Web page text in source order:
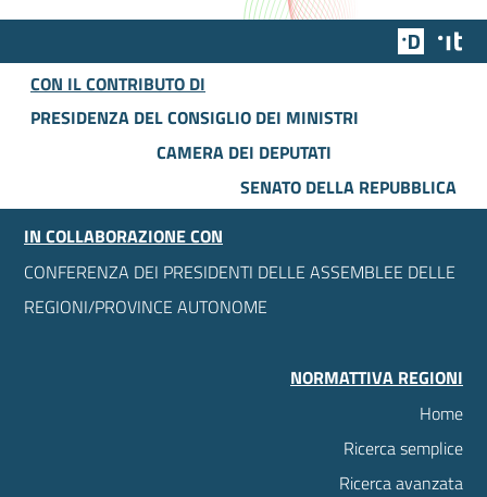
Team
CON IL CONTRIBUTO DI
PRESIDENZA DEL CONSIGLIO DEI MINISTRI
CAMERA DEI DEPUTATI
SENATO DELLA REPUBBLICA
IN COLLABORAZIONE CON
CONFERENZA DEI PRESIDENTI DELLE ASSEMBLEE DELLE
REGIONI/PROVINCE AUTONOME
NORMATTIVA REGIONI
Home
Ricerca semplice
Ricerca avanzata